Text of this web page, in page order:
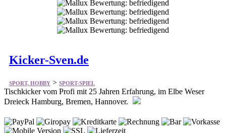
Kicker-Sven.de
SPORT, HOBBY > SPORT-SPIEL
Tischkicker vom Profi mit 25 Jahren Erfahrung, im Elbe Weser
Dreieck Hamburg, Bremen, Hannover.